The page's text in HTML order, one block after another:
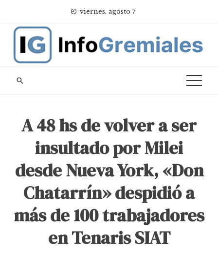
content
viernes, agosto 7
A 48 hs de volver a ser
insultado por Milei
desde Nueva York, «Don
Chatarrín» despidió a
más de 100 trabajadores
en Tenaris SIAT